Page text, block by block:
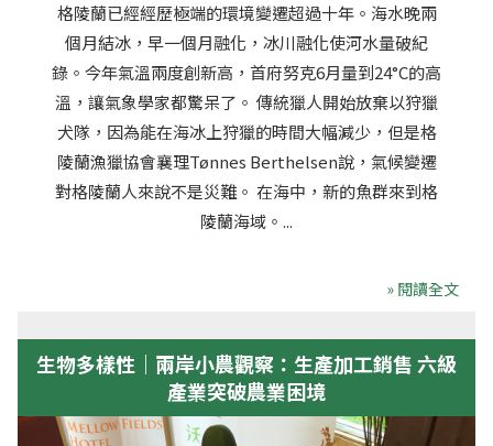
格陵蘭已經經歷極端的環境變遷超過十年。海水晚兩
個月結冰，早一個月融化，冰川融化使河水量破紀
錄。今年氣溫兩度創新高，首府努克6月量到24°C的高
溫，讓氣象學家都驚呆了。 傳統獵人開始放棄以狩獵
犬隊，因為能在海冰上狩獵的時間大幅減少，但是格
陵蘭漁獵協會襄理Tønnes Berthelsen說，氣候變遷
對格陵蘭人來說不是災難。 在海中，新的魚群來到格
陵蘭海域。...
» 閱讀全文
生物多樣性｜兩岸小農觀察：生產加工銷售 六級
產業突破農業困境